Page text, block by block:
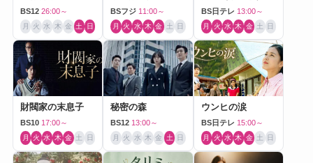
BS12 26:00～
月 火 水 木 金 土 日
BSフジ 11:00～
月 火 水 木 金 土 日
BS日テレ 13:00～
月 火 水 木 金 土 日
財閥家の末息子
BS10 17:00～
月 火 水 木 金 土 日
秘密の森
BS12 13:00～
月 火 水 木 金 土 日
ウンヒの涙
BS日テレ 15:00～
月 火 水 木 金 土 日